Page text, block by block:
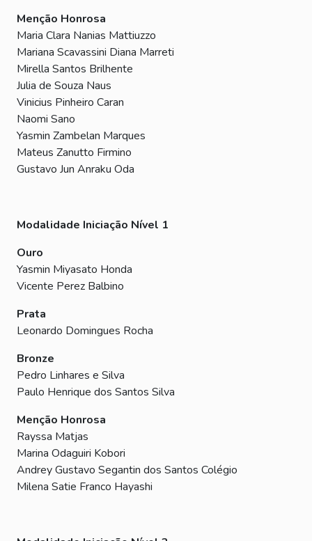
Menção Honrosa
Maria Clara Nanias Mattiuzzo
Mariana Scavassini Diana Marreti
Mirella Santos Brilhente
Julia de Souza Naus
Vinicius Pinheiro Caran
Naomi Sano
Yasmin Zambelan Marques
Mateus Zanutto Firmino
Gustavo Jun Anraku Oda
Modalidade Iniciação Nível 1
Ouro
Yasmin Miyasato Honda
Vicente Perez Balbino
Prata
Leonardo Domingues Rocha
Bronze
Pedro Linhares e Silva
Paulo Henrique dos Santos Silva
Menção Honrosa
Rayssa Matjas
Marina Odaguiri Kobori
Andrey Gustavo Segantin dos Santos Colégio
Milena Satie Franco Hayashi